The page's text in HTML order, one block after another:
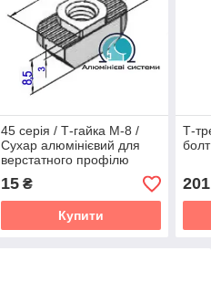
45 серія / Т-гайка М-8 /
Сухар алюмінієвий для
верстатного профілю
15₴
Купити
Т-
201